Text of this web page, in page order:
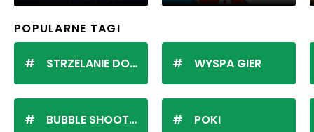
POPULARNE TAGI
STRZELANIE DO KULEK
BUBBLE SHOOTER
WYSPA GIER
POKI